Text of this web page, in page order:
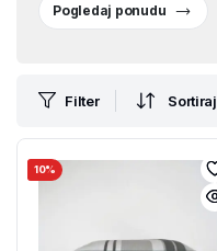
Pogledaj ponudu
Filter Sortiraj
10%